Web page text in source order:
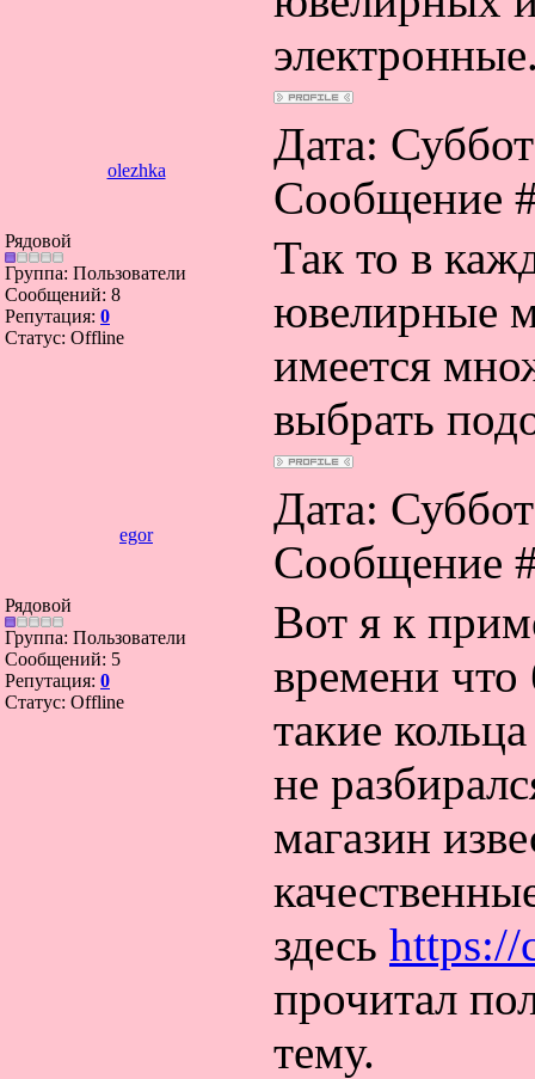
olezhka
Дата:
Сообщение
Рядовой
Группа: Пользователи
Сообщений: 8
Репутация: 0
Статус: Offline
Так то в
ювелирные
имеется
выбрать
egor
Дата:
Сообщение
Рядовой
Группа: Пользователи
Сообщений: 5
Репутация: 0
Статус: Offline
Вот я к
времени
такие
не
магазин
здесь https://
прочитал
тему.